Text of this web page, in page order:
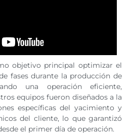
objetivo principal optimizar el
fases durante la producción de
una operación eficiente,
equipos fueron diseñados a la
específicas del yacimiento y
del cliente, lo que garantizó
el primer día de operación.